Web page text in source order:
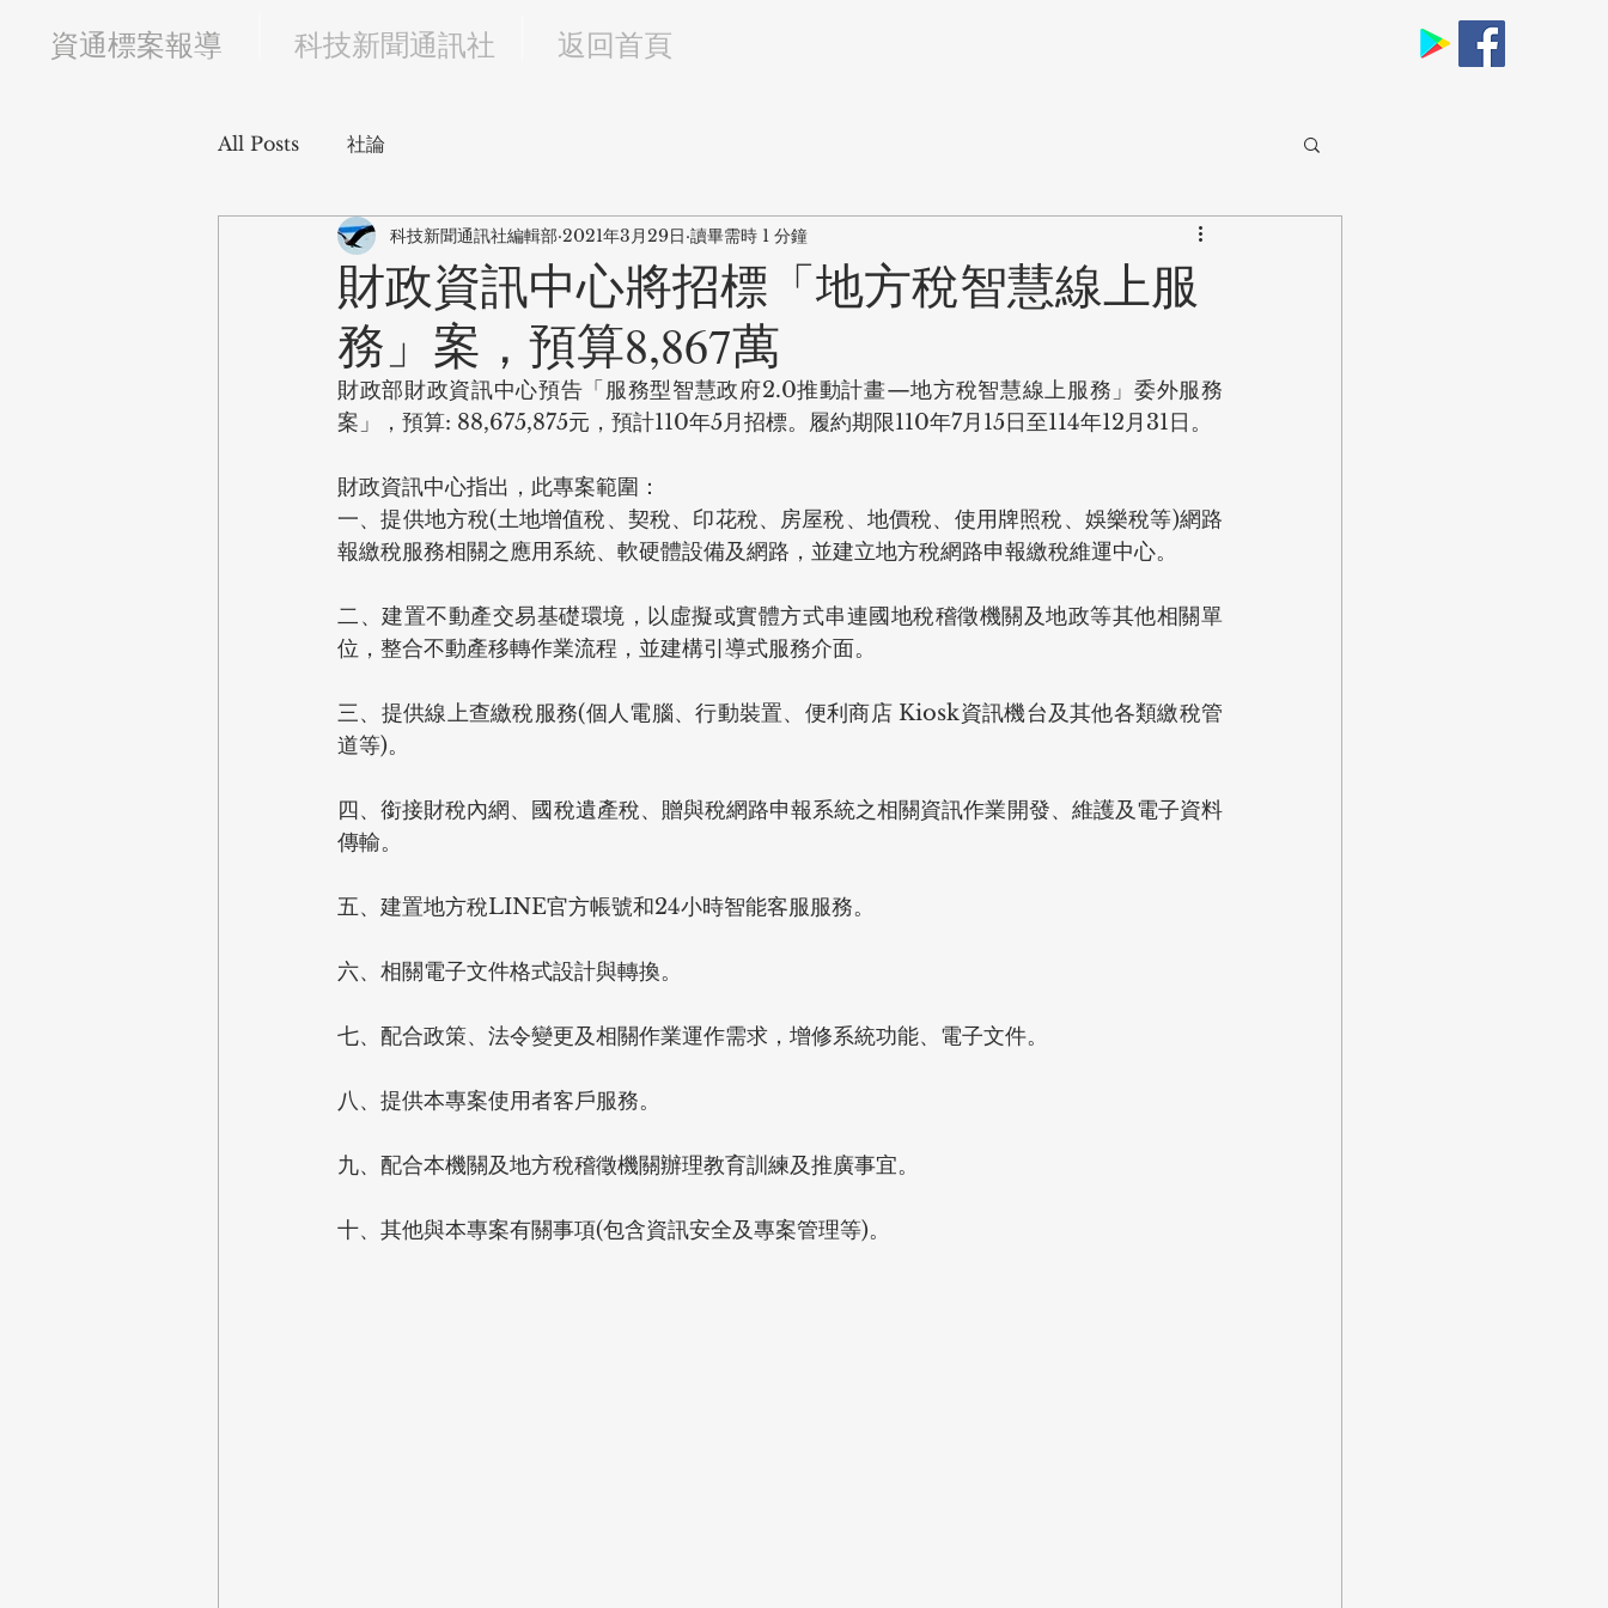
​資通標案報導 科技新聞通訊社 返回首頁
All Posts 社論
財政資訊中心將招標「地方稅智慧線上服
務」案，預算8,867萬
科技新聞通訊社編輯部 2021年3月29日 讀畢需時 1 分鐘
財政部財政資訊中心預告「服務型智慧政府2.0推動計畫—地方稅智慧線上服務」委外服務
案」，預算: 88,675,875元，預計110年5月招標。履約期限110年7月15日至114年12月31日。
財政資訊中心指出，此專案範圍：
一、提供地方稅(土地增值稅、契稅、印花稅、房屋稅、地價稅、使用牌照稅、娛樂稅等)網路
報繳稅服務相關之應用系統、軟硬體設備及網路，並建立地方稅網路申報繳稅維運中心。
二、建置不動產交易基礎環境，以虛擬或實體方式串連國地稅稽徵機關及地政等其他相關單
位，整合不動產移轉作業流程，並建構引導式服務介面。
三、提供線上查繳稅服務(個人電腦、行動裝置、便利商店 Kiosk資訊機台及其他各類繳稅管
道等)。
四、銜接財稅內網、國稅遺產稅、贈與稅網路申報系統之相關資訊作業開發、維護及電子資料
傳輸。
五、建置地方稅LINE官方帳號和24小時智能客服服務。
六、相關電子文件格式設計與轉換。
七、配合政策、法令變更及相關作業運作需求，增修系統功能、電子文件。
八、提供本專案使用者客戶服務。
九、配合本機關及地方稅稽徵機關辦理教育訓練及推廣事宜。
十、其他與本專案有關事項(包含資訊安全及專案管理等)。